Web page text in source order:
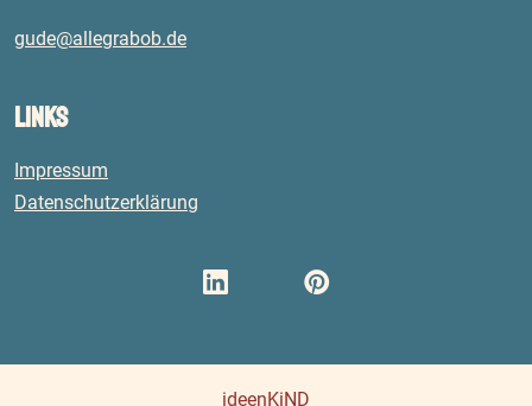
gude@allegrabob.de
Links
Impressum
Datenschutzerklärung
ideenKiND